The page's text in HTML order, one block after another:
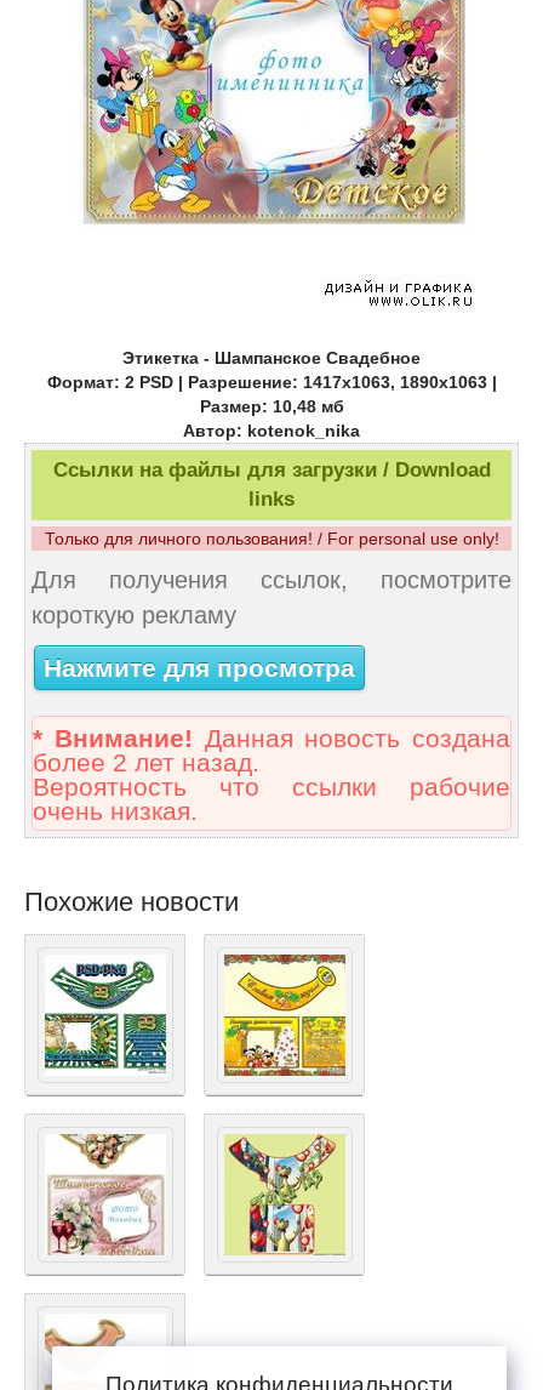
Этикетка - Шампанское Свадебное
Формат: 2 PSD | Разрешение: 1417х1063, 1890х1063 |
Размер: 10,48 мб
Автор: kotenok_nika
Ссылки на файлы для загрузки / Download
links
Только для личного пользования! / For personal use only!
Для получения ссылок, посмотрите
короткую рекламу
Нажмите для просмотра
* Внимание! Данная новость создана
более 2 лет назад.
Вероятность что ссылки рабочие
очень низкая.
Похожие новости
Политика конфиденциальности